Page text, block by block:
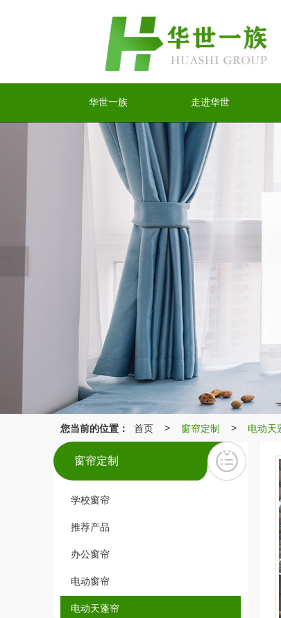
华世一族 走进华世
您当前的位置： 首页 > 窗帘定制 > 电动天
窗帘定制
学校窗帘
推荐产品
办公窗帘
电动窗帘
电动天蓬帘